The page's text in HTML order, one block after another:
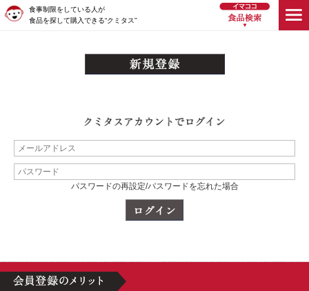
食事制限をしている人が
食品を探して購入できる“クミタス”
パスワードの再設定/パスワードを忘れた場合